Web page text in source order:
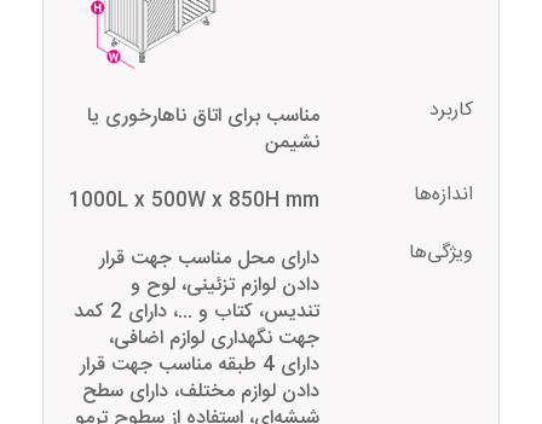
کاربرد
مناسب برای اتاق ناهارخوری یا
نشیمن
اندازه‌ها
1000L x 500W x 850H mm
ویژگی‌ها
دارای محل مناسب جهت قرار
دادن لوازم تزئینی، لوح و
تندیس، کتاب و ...، دارای 2 کمد
جهت نگهداری لوازم اضافی،
دارای 4 طبقه مناسب جهت قرار
دادن لوازم مختلف، دارای سطح